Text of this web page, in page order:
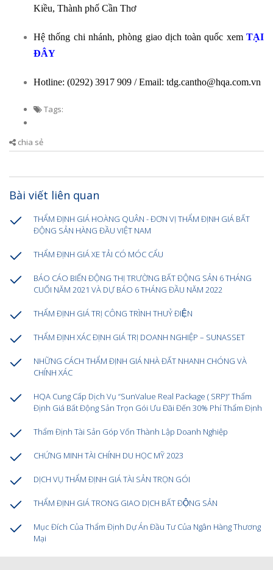
Kiều, Thành phố Cần Thơ
Hệ thống chi nhánh, phòng giao dịch toàn quốc xem TẠI
ĐÂY
Hotline: (0292) 3917 909 / Email: tdg.cantho@hqa.com.vn
Tags:
chia sẻ
Bài viết liên quan
THẨM ĐỊNH GIÁ HOÀNG QUÂN - ĐƠN VỊ THẨM ĐỊNH GIÁ BẤT
ĐỘNG SẢN HÀNG ĐẦU VIỆT NAM
THẨM ĐỊNH GIÁ XE TẢI CÓ MÓC CẨU
BÁO CÁO BIẾN ĐỘNG THỊ TRƯỜNG BẤT ĐỘNG SẢN 6 THÁNG
CUỐI NĂM 2021 VÀ DỰ BÁO 6 THÁNG ĐẦU NĂM 2022
THẨM ĐỊNH GIÁ TRỊ CÔNG TRÌNH THUỶ ĐIỆN
THẨM ĐỊNH XÁC ĐỊNH GIÁ TRỊ DOANH NGHIỆP – SUNASSET
NHỮNG CÁCH THẨM ĐỊNH GIÁ NHÀ ĐẤT NHANH CHÓNG VÀ
CHÍNH XÁC
HQA Cung Cấp Dịch Vụ “SunValue Real Package ( SRP)” Thẩm
Định Giá Bất Động Sản Trọn Gói Ưu Đãi Đến 30% Phí Thẩm Định
Thẩm Định Tài Sản Góp Vốn Thành Lập Doanh Nghiệp
CHỨNG MINH TÀI CHÍNH DU HỌC MỸ 2023
DỊCH VỤ THẨM ĐỊNH GIÁ TÀI SẢN TRỌN GÓI
THẨM ĐỊNH GIÁ TRONG GIAO DỊCH BẤT ĐỘNG SẢN
Mục Đích Của Thẩm Định Dự Án Đầu Tư Của Ngân Hàng Thương
Mại